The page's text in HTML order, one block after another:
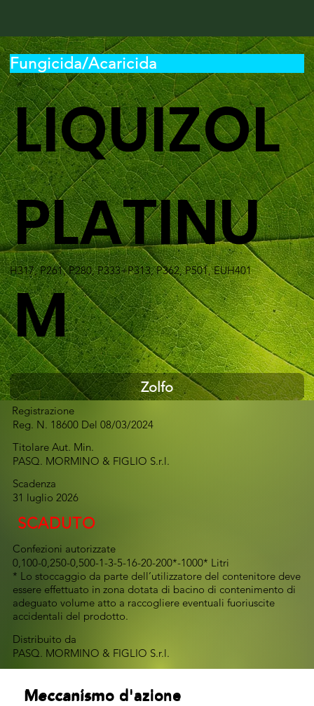
H317, P261, P280, P333+P313, P362, P501, EUH401
LIQUIZOL
PLATINU
M
Fungicida/Acaricida
Zolfo
Registrazione
Reg. N. 18600 Del 08/03/2024
Confezioni autorizzate
Titolare Aut. Min.
PASQ. MORMINO & FIGLIO S.r.l.
Scadenza
31 luglio 2026
SCADUTO
Distribuito da
PASQ. MORMINO & FIGLIO S.r.l.
0,100-0,250-0,500-1-3-5-16-20-200*-1000* Litri
* Lo stoccaggio da parte dell’utilizzatore del contenitore deve
essere effettuato in zona dotata di bacino di contenimento di
adeguato volume atto a raccogliere eventuali fuoriuscite
accidentali del prodotto.
Meccanismo d'azione
Meccanismo d'azione
Meccanismo d'azione
Meccanismo d'azione